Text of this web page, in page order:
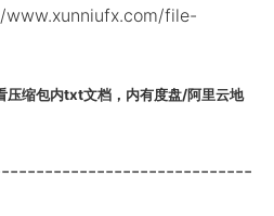
www.xunniufx.com/file-
压缩包内txt文档，内有度盘/阿里云地